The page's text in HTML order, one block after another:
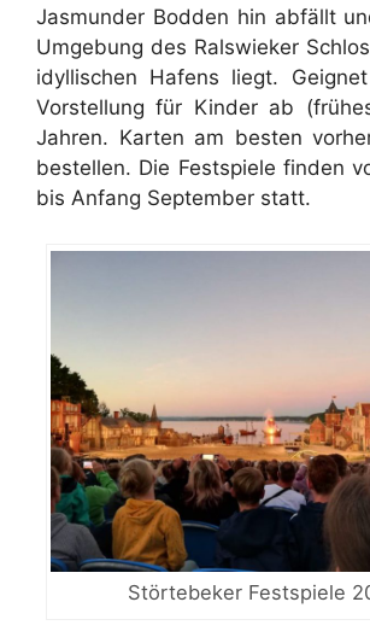
Jasmunder Bodden hin abfällt
Umgebung des Ralswieker
idyllischen Hafens liegt.
Vorstellung für Kinder ab
Jahren. Karten am besten
bestellen. Die Festspiele finden
bis Anfang September statt.
Störtebeker Festspiele